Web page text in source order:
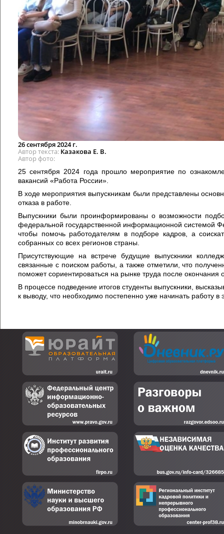
26 сентября 2024 г.
Автор текста Казакова Е. В.
Автор фото
25 сентября 2024 года прошло мероприятие по
вакансий «Работа России».
В ходе мероприятия выпускникам были представлены
отказа в работе.
Выпускники были проинформированы о возможности
федеральной государственной информационной системой
чтобы помочь работодателям в подборе кадров, а
собранных со всех регионов страны.
Присутствующие на встрече будущие выпускники
связанные с поиском работы, а также отметили, что
поможет сориентироваться на рынке труда после окончания
В процессе подведение итогов студенты выпускники,
к выводу, что необходимо постепенно уже начинать работу в